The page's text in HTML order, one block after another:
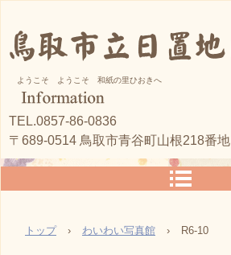
ようこそ ようこそ 和紙の里ひおきへ
TEL.0857-86-0836
〒689-0514 鳥取市青谷町山根218番地
トップ › わいわい写真館 › R6-10